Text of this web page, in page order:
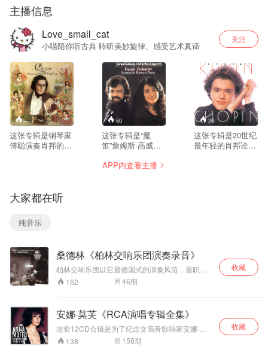
主播信息
Love_small_cat
小喵陪你听古典 聆听美妙旋律、感受艺术真谛
关注
--
这张专辑是钢琴家
傅聪演奏肖邦的11
不刻意渲染悲戚感
伤，气质偏向清
淡、留白、写意，
如同中国水墨画；
用审慎，线条层次
非常清晰，把夜曲
内在复调线条清晰
地剥离出来，而不
是一味朦胧的浪漫
处理上，自由速度
（rubato）克制而
有灵气，不会过度
拖沓煽情；部分曲
目速度比常见版本
60
这张专辑是“魔
笛”詹姆斯·高威与
格丽奇早期的经典
跃在世界各地舞
台，广受乐迷喜
爱。玛莎·阿格里奇
是钢琴界的佼佼
演奏技巧，犀利、
流畅的音乐风格和
华丽的音色折服无
数乐迷。两位乐坛
的王者合作演奏了
30
这张专辑是20世纪
最年轻的肖邦诠释
出的代表作。 肖邦
的曲目向来被看作
是钢琴演奏的试金
过凭栏，通过自己
迥异的气质和独到
的见解将肖邦浪
APP内查看主播
大家都在听
纯音乐
桑德林《柏林交响乐团演奏录音》
柏林交响乐团以它最德国式的演奏风范，最职业
化的演奏热情以及全体团员德国式的合作精神常
年获得了音乐界同仁和广大观众的赞许和认可。
交响乐团持着长期的合作演出。
162 46期
收藏
安娜·莫芙《RCA演唱专辑全集》
这套12CD合辑是为了纪念女高音歌唱家安娜·莫
芙逝世十周年而特别发行的限量版本，收录了她
1960-1974年间在RCA唱片公司演唱录音，其中
138 158期
收藏